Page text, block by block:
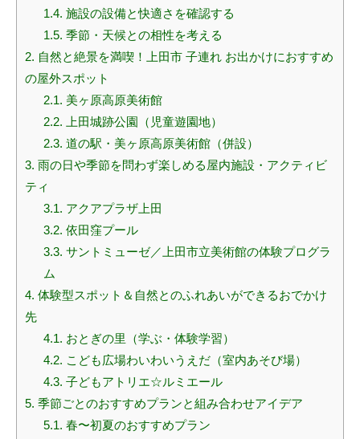
1.4. 施設の設備と快適さを確認する
1.5. 季節・天候との相性を考える
2. 自然と絶景を満喫！上田市 子連れ お出かけにおすすめ
の屋外スポット
2.1. 美ヶ原高原美術館
2.2. 上田城跡公園（児童遊園地）
2.3. 道の駅・美ヶ原高原美術館（併設）
3. 雨の日や季節を問わず楽しめる屋内施設・アクティビ
ティ
3.1. アクアプラザ上田
3.2. 依田窪プール
3.3. サントミューゼ／上田市立美術館の体験プログラ
ム
4. 体験型スポット＆自然とのふれあいができるおでかけ
先
4.1. おとぎの里（学ぶ・体験学習）
4.2. こども広場わいわいうえだ（室内あそび場）
4.3. 子どもアトリエ☆ルミエール
5. 季節ごとのおすすめプランと組み合わせアイデア
5.1. 春〜初夏のおすすめプラン